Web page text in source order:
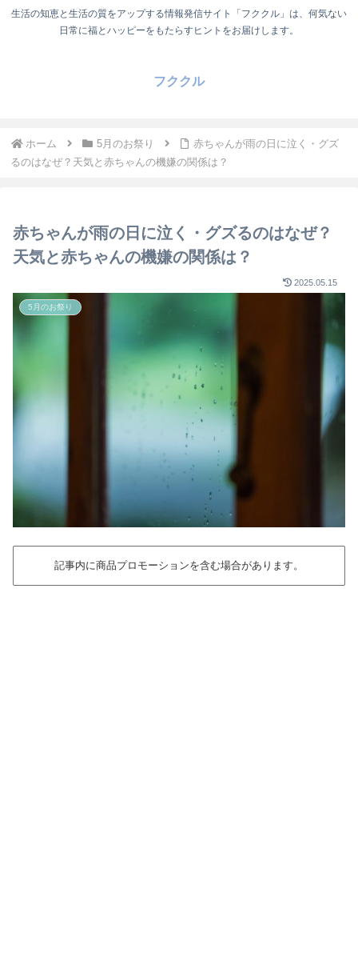
生活の知恵と生活の質をアップする情報発信サイト「フククル」は、何気ない
日常に福とハッピーをもたらすヒントをお届けします。
フククル
ホーム 5月のお祭り
赤ちゃんが雨の日に泣く・グズ
るのはなぜ？天気と赤ちゃんの機嫌の関係は？
赤ちゃんが雨の日に泣く・グズるのはなぜ？
天気と赤ちゃんの機嫌の関係は？
2025.05.15
5月のお祭り
記事内に商品プロモーションを含む場合があります。